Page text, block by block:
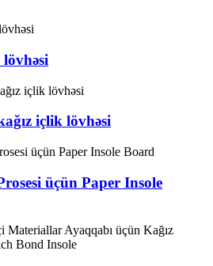
lövhəsi
içlik lövhəsi
üçün Paper Insole